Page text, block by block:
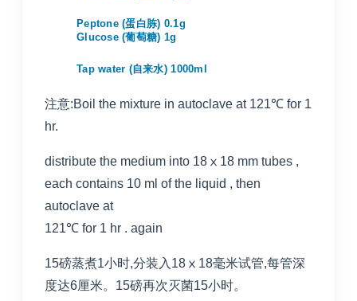
Peptone (蛋白胨) 0.1g
Glucose (葡萄糖) 1g
Tap water (自来水) 1000ml
注意:Boil the mixture in autoclave at 121℃ for 1
hr.
distribute the medium into 18ⅹ18 mm tubes ,
each contains 10 ml of the liquid , then
autoclave at
121℃ for 1 hr . again
15磅蒸煮1小时,分装入18ⅹ18毫米试管,每管深
度达6厘米。15磅再次灭菌15小时。